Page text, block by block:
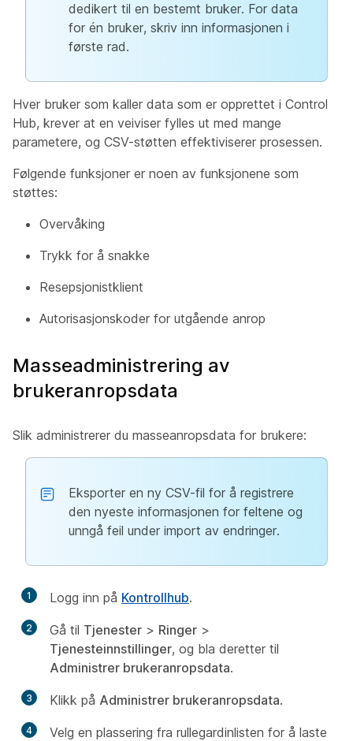
dedikert til en bestemt bruker. For data
for én bruker, skriv inn informasjonen i
første rad.
Hver bruker som kaller data som er opprettet i Control
Hub, krever at en veiviser fylles ut med mange
parametere, og CSV-støtten effektiviserer prosessen.
Følgende funksjoner er noen av funksjonene som
støttes:
Overvåking
Trykk for å snakke
Resepsjonistklient
Autorisasjonskoder for utgående anrop
Masseadministrering av
brukeranropsdata
Slik administrerer du masseanropsdata for brukere:
Eksporter en ny CSV-fil for å registrere
den nyeste informasjonen for feltene og
unngå feil under import av endringer.
1 Logg inn på Kontrollhub.
2 Gå til Tjenester > Ringer >
Tjenesteinnstillinger, og bla deretter til
Administrer brukeranropsdata.
3 Klikk på Administrer brukeranropsdata.
4
Velg en plassering fra rullegardinlisten for å laste